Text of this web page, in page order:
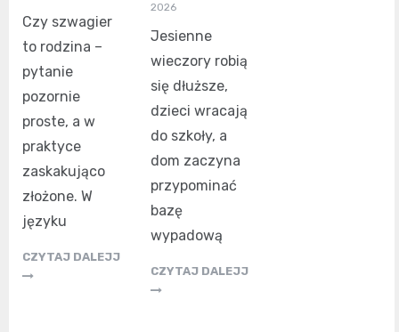
Czy szwagier
to rodzina –
pytanie
pozornie
proste, a w
praktyce
zaskakująco
złożone. W
języku
CZYTAJ DALEJJ
2026
Jesienne
wieczory robią
się dłuższe,
dzieci wracają
do szkoły, a
dom zaczyna
przypominać
bazę
wypadową
CZYTAJ DALEJJ